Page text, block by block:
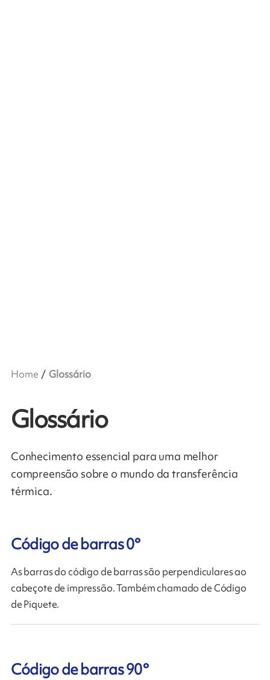
Home Glossário
Glossário
Conhecimento essencial para uma melhor
compreensão sobre o mundo da transferência
térmica.
Código de barras 0°
As barras do código de barras são perpendiculares ao
cabeçote de impressão. Também chamado de Código
de Piquete.
Código de barras 90°